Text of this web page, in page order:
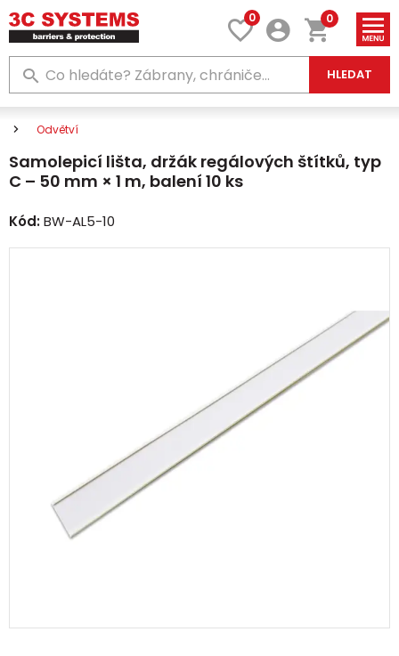
0
HLEDAT
0
Odvětví
Samolepicí lišta, držák regálových štítků, typ
C – 50 mm × 1 m, balení 10 ks
Kód:BW-AL5-10